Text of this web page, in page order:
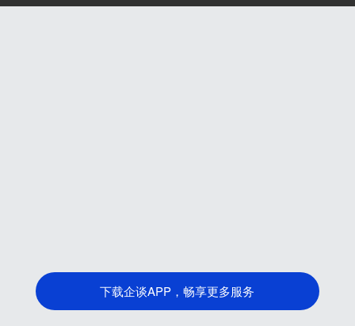
下载企谈APP，畅享更多服务